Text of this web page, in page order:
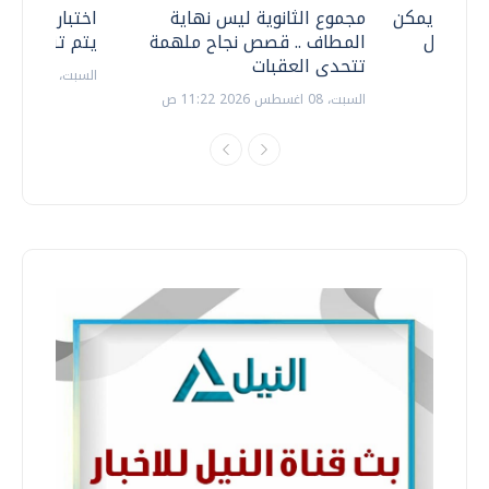
اختبارات
يتم
السبت، 18 يوليو 2026 09:22 ص
مجموع الثانوية ليس نهاية
المطاف .. قصص نجاح ملهمة
تتحدى العقبات
السبت، 08 اغسطس 2026 11:22 ص
.. هل يمكن
نتعامل